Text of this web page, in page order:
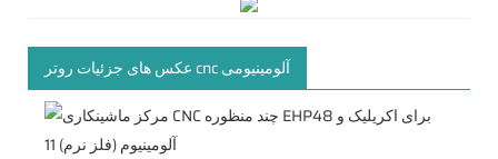
عکس های جزئیات روتر cnc آلومینیومی